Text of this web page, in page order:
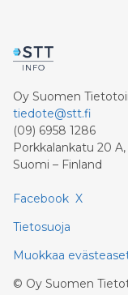
Oy Suomen
tiedote@stt.fi
(09) 6958 1286
Porkkalankatu 20
Suomi – Finland
Facebook X
Tietosuoja
Muokkaa
© Oy Suomen